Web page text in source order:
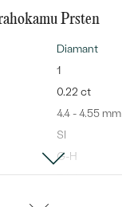
kolekce
OBJEVITPrsten
Diamant
1
0.22 ct
4.4 - 4.55 mm
SI
G-H
Trillion